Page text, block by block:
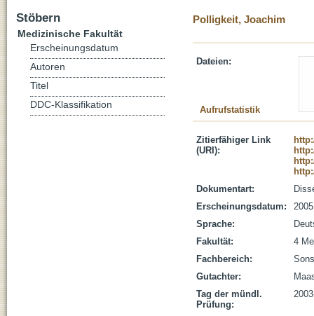
Polligkeit, Joachim
Dateien:
Aufrufstatistik
Zitierfähiger Link
(URI):
Dokumentart:
Erscheinungsdatum:
2005
Sprache:
Fakultät:
4
Fachbereich:
Gutachter:
Tag der mündl.
Prüfung:
Stöbern
Medizinische Fakultät
Erscheinungsdatum
Autoren
Titel
DDC-Klassifikation